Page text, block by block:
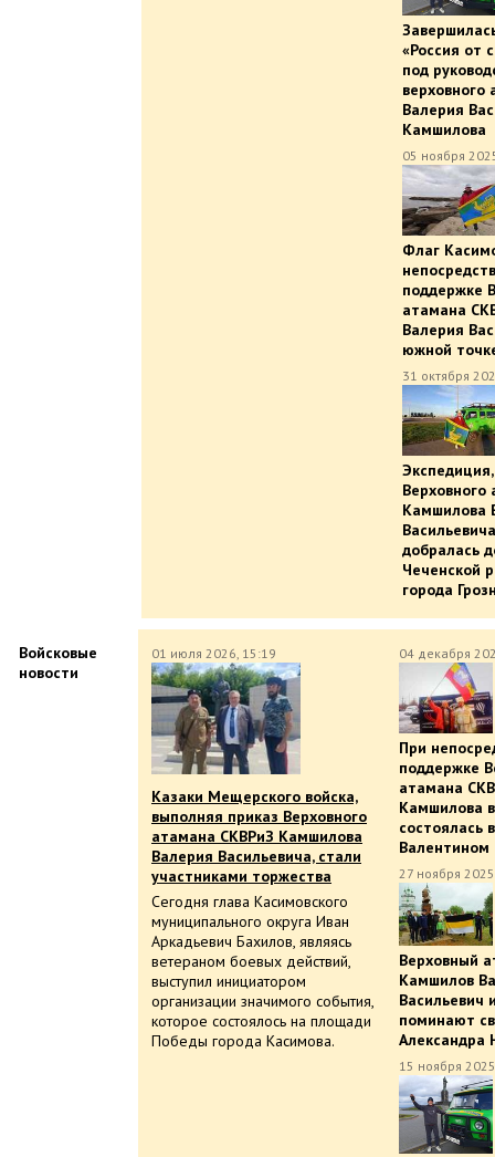
«Россия от
под
Валерия
Камшилова
05 ноября
Флаг
поддержке
атамана
Валерия
южной
31 октября
Камшилова
добралась
Чеченской
города
Войсковые
новости
01 июля 2026, 15:19
Казаки Мещерского войска,
выполняя приказ Верховного
атамана СКВРиЗ Камшилова
Валерия Васильевича, стали
участниками торжества
Сегодня глава Касимовского
муниципального округа Иван
Аркадьевич Бахилов, являясь
ветераном боевых действий,
выступил инициатором
организации значимого события,
которое состоялось на площади
Победы города Касимова.
04 декабря
При
поддержке
атамана
Камшилова
состоялась
27 ноября
Верховный
Камшилов
Васильевич
поминают
Александра
15 ноября